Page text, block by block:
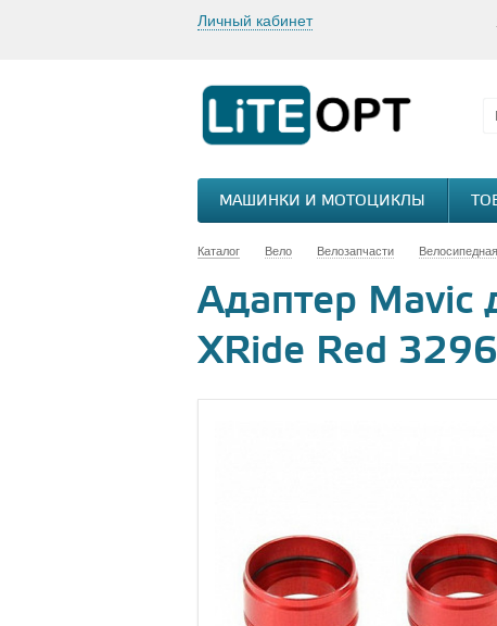
Личный кабинет
МАШИНКИ И МОТОЦИКЛЫ
Каталог Вело Велозапчасти
Адаптер Mavic
XRide Red